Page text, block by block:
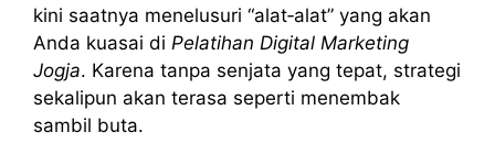
kini saatnya menelusuri “alat‑alat” yang akan
Anda kuasai di Pelatihan Digital Marketing
Jogja. Karena tanpa senjata yang tepat, strategi
sekalipun akan terasa seperti menembak
sambil buta.